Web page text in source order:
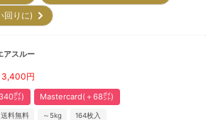
回りに)
アスルー
3,400円
㌽) Mastercard(＋68㌽)
送料無料 ～5kg 164枚入